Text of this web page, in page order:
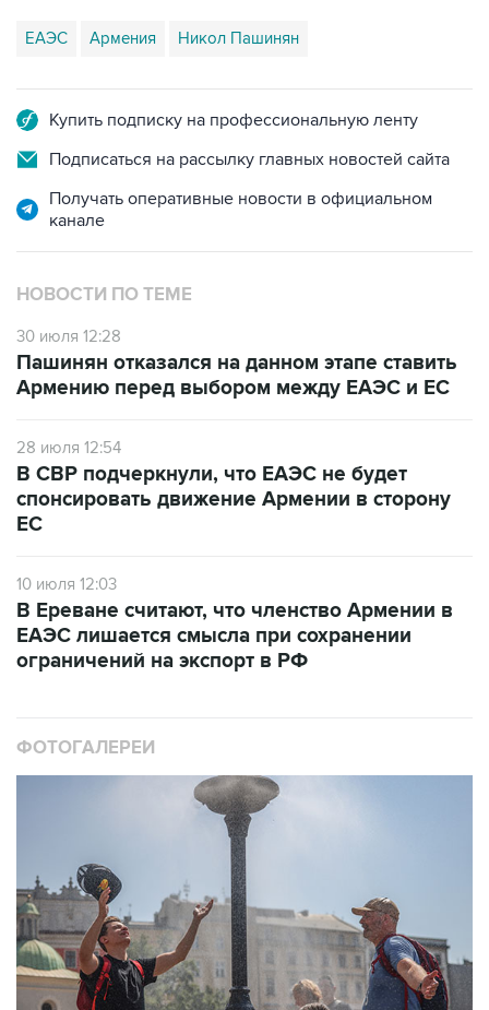
ЕАЭС Армения Никол Пашинян
Купить подписку на профессиональную ленту
Подписаться на рассылку главных новостей сайта
Получать оперативные новости в официальном
канале
НОВОСТИ ПО ТЕМЕ
30 июля 12:28
Пашинян отказался на данном этапе ставить
Армению перед выбором между ЕАЭС и ЕС
28 июля 12:54
В СВР подчеркнули, что ЕАЭС не будет
спонсировать движение Армении в сторону
ЕС
10 июля 12:03
В Ереване считают, что членство Армении в
ЕАЭС лишается смысла при сохранении
ограничений на экспорт в РФ
ФОТОГАЛЕРЕИ